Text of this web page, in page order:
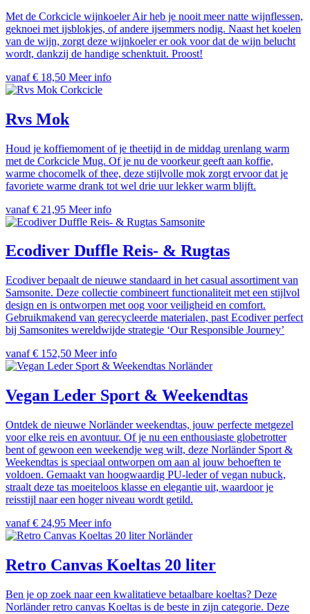
Met de Corkcicle wijnkoeler Air heb je nooit meer natte wijnflessen,
geknoei met ijsblokjes, of andere ijsemmers nodig. Naast het koelen
van de wijn, zorgt deze wijnkoeler er ook voor dat de wijn belucht
wordt, dankzij de handige schenktuit. Proost!
vanaf € 18,50 Meer info
Corkcicle
Rvs Mok
Houd je koffiemoment of je theetijd in de middag urenlang warm
met de Corkcicle Mug. Of je nu de voorkeur geeft aan koffie,
warme chocomelk of thee, deze stijlvolle mok zorgt ervoor dat je
favoriete warme drank tot wel drie uur lekker warm blijft.
vanaf € 21,95 Meer info
Samsonite
Ecodiver Duffle Reis- & Rugtas
Ecodiver bepaalt de nieuwe standaard in het casual assortiment van
Samsonite. Deze collectie combineert functionaliteit met een stijlvol
design en is ontworpen met oog voor veiligheid en comfort.
Gebruikmakend van gerecycleerde materialen, past Ecodiver perfect
bij Samsonites wereldwijde strategie ‘Our Responsible Journey’
vanaf € 152,50 Meer info
Norländer
Vegan Leder Sport & Weekendtas
Ontdek de nieuwe Norländer weekendtas, jouw perfecte metgezel
voor elke reis en avontuur. Of je nu een enthousiaste globetrotter
bent of gewoon een weekendje weg wilt, deze Norländer Sport &
Weekendtas is speciaal ontworpen om aan al jouw behoeften te
voldoen. Gemaakt van hoogwaardig PU-leder of vegan nubuck,
straalt deze tas moeiteloos klasse en elegantie uit, waardoor je
reisstijl naar een hoger niveau wordt getild.
vanaf € 24,95 Meer info
Norländer
Retro Canvas Koeltas 20 liter
Ben je op zoek naar een kwalitatieve betaalbare koeltas? Deze
Norländer retro canvas Koeltas is de beste in zijn categorie. Deze